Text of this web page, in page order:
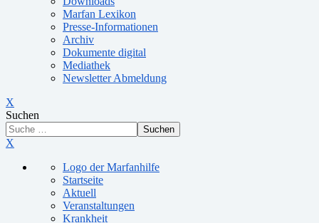
Marfan Lexikon
Presse-Informationen
Archiv
Dokumente digital
Mediathek
Newsletter Abmeldung
X
Suchen
Suchen
X
Logo der Marfanhilfe
Startseite
Aktuell
Veranstaltungen
Krankheit